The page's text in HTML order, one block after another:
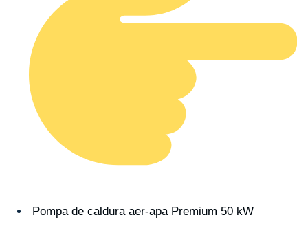
Pompa de caldura aer-apa Premium 50 kW